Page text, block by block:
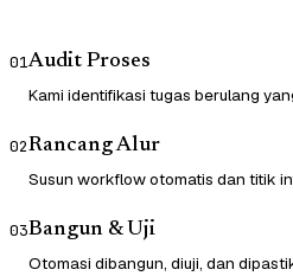
01Audit Proses
Kami identifikasi tugas berulang
02Rancang Alur
Susun workflow otomatis dan titik
03Bangun & Uji
Otomasi dibangun, diuji, dan